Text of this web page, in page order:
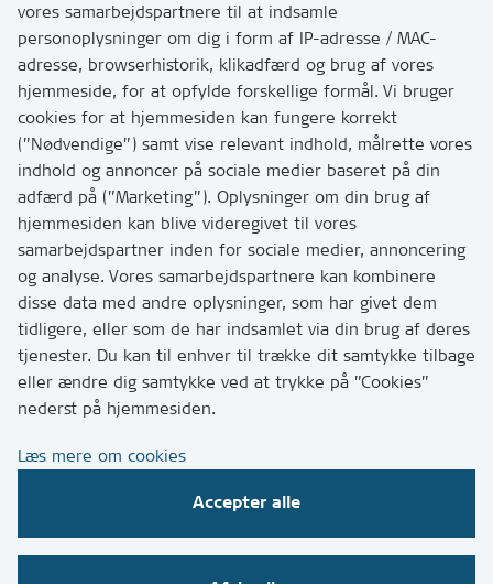
Kontakt
Skriv til os via Digital Post
Har du brug for at komme i kontakt med os? Se her
hvordan
Tip os om huller i vejen eller andet
T:7249 6000
Bemærk: vi har mange opkald mellem kl. 10 og 11
Links
Tilgængelighedserklæring
Cookies
CVR, EAN og betaling
Følg os på sociale medier
vores samarbejdspartnere til at indsamle
personoplysninger om dig i form af IP-adresse / MAC-
adresse, browserhistorik, klikadfærd og brug af vores
hjemmeside, for at opfylde forskellige formål. Vi bruger
cookies for at hjemmesiden kan fungere korrekt
(”Nødvendige”) samt vise relevant indhold, målrette vores
indhold og annoncer på sociale medier baseret på din
adfærd på (”Marketing”). Oplysninger om din brug af
hjemmesiden kan blive videregivet til vores
samarbejdspartner inden for sociale medier, annoncering
og analyse. Vores samarbejdspartnere kan kombinere
disse data med andre oplysninger, som har givet dem
tidligere, eller som de har indsamlet via din brug af deres
tjenester. Du kan til enhver til trække dit samtykke tilbage
eller ændre dig samtykke ved at trykke på ”Cookies”
nederst på hjemmesiden.
Læs mere om cookies
Accepter alle